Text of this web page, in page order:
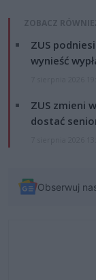
ZOBACZ
ZUS
wynieść
ZUS zmieni
dostać
Obserwuj